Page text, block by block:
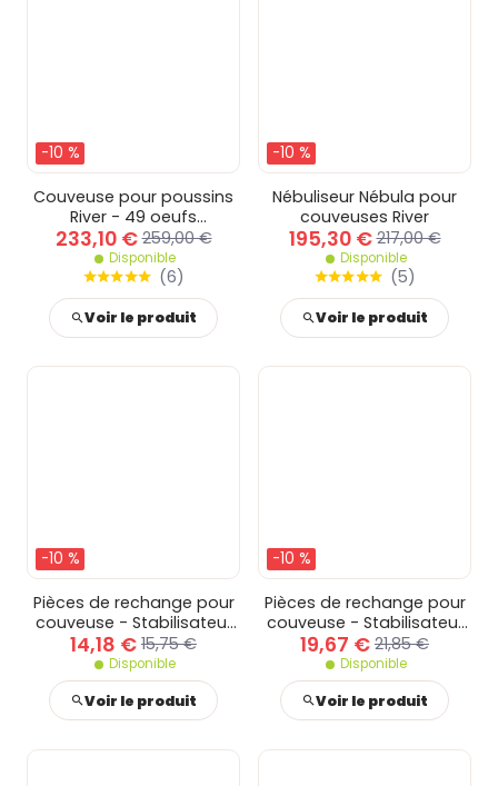
-10 %
Couveuse pour poussins
River - 49 oeufs
automatique
233,10 € 259,00 €
Disponible
(6)
Voir le produit
-10 %
Nébuliseur Nébula pour
couveuses River
195,30 € 217,00 €
Disponible
(5)
Voir le produit
-10 %
Pièces de rechange pour
couveuse - Stabilisateur
d'oeufs pour couveuse 12
oeufs
14,18 € 15,75 €
Disponible
Voir le produit
-10 %
Pièces de rechange pour
couveuse - Stabilisateur
d'oeufs pour couveuse 24
oeufs
19,67 € 21,85 €
Disponible
Voir le produit